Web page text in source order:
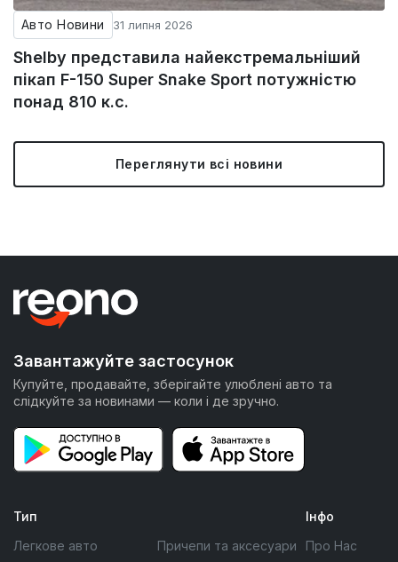
Авто Новини 31 липня 2026
Shelby представила найекстремальніший
пікап F-150 Super Snake Sport потужністю
понад 810 к.с.
Переглянути всі новини
Завантажуйте застосунок
Купуйте, продавайте, зберігайте улюблені авто та
слідкуйте за новинами — коли і де зручно.
Тип
Легкове авто
Причепи та аксесуари
Інфо
Про Нас